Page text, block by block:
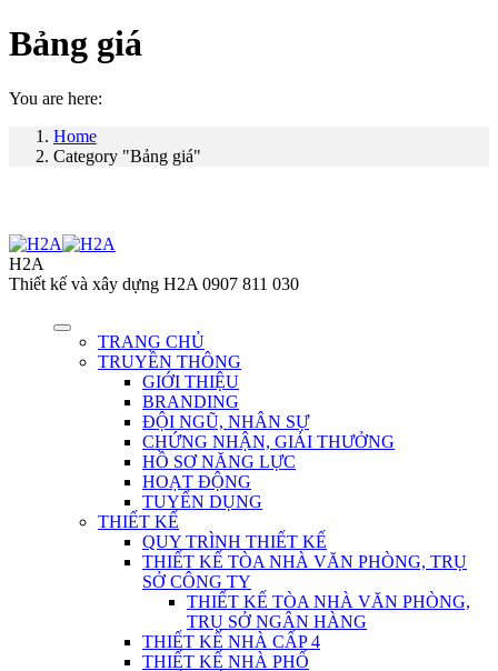
Bảng giá
You are here:
Home
Category "Bảng giá"
H2A
Thiết kế và xây dựng H2A 0907 811 030
TRANG CHỦ
TRUYỀN THÔNG
GIỚI THIỆU
BRANDING
ĐỘI NGŨ, NHÂN SỰ
CHỨNG NHẬN, GIẢI THƯỞNG
HỒ SƠ NĂNG LỰC
HOẠT ĐỘNG
TUYỂN DỤNG
THIẾT KẾ
QUY TRÌNH THIẾT KẾ
THIẾT KẾ TÒA NHÀ VĂN PHÒNG, TRỤ
SỞ CÔNG TY
THIẾT KẾ TÒA NHÀ VĂN PHÒNG,
TRỤ SỞ NGÂN HÀNG
THIẾT KẾ NHÀ CẤP 4
THIẾT KẾ NHÀ PHỐ